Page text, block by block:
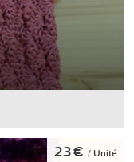
23 € / Unité